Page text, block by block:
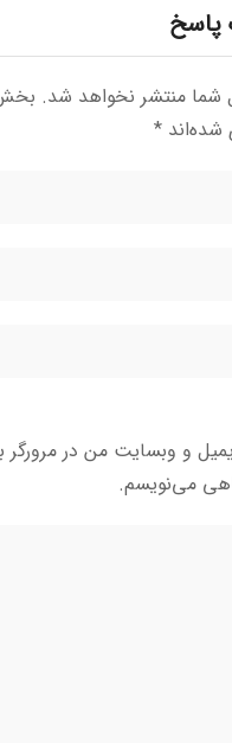
پاسخ
شما منتشر نخواهد شد.
شده‌اند *
و وبسایت من در مرورگر
می‌نویسم.